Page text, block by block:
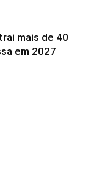
mais de 40
em 2027